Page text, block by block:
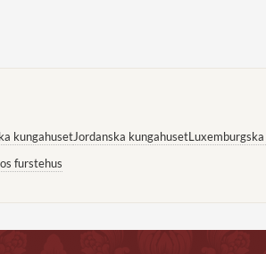
kungahusetJordanska kungahuset
furstehus